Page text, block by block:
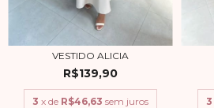
VESTIDO ALICIA
R$139,90
3 x de R$46,63 sem juros 3